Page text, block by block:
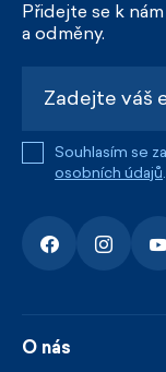
Přidejte se k
a odměny.
Souhlasím se
osobních údajů.
O nás